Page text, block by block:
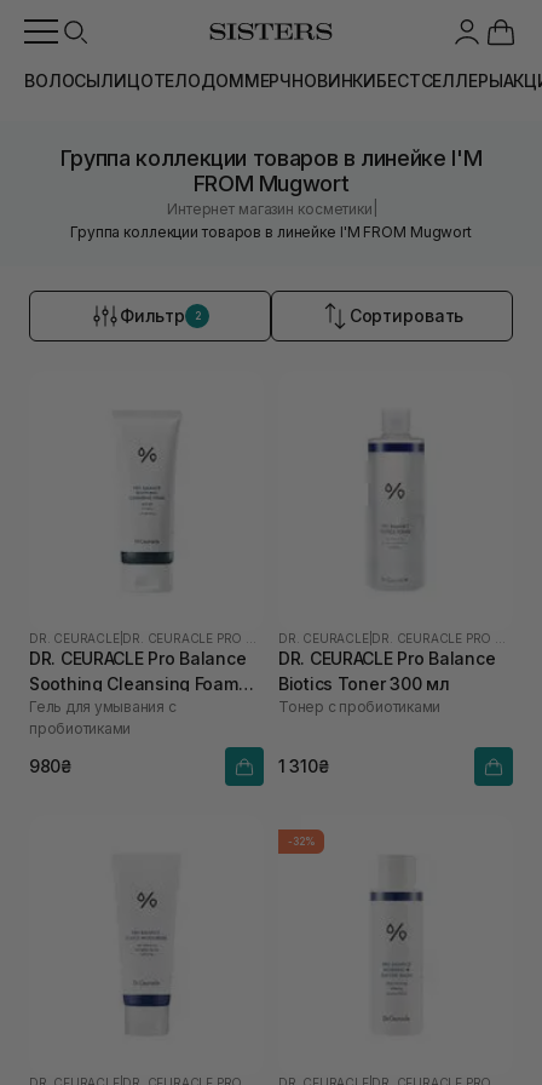
ВОЛОСЫЛИЦОТЕЛОДОММЕРЧНОВИНКИБЕСТСЕЛЛЕРЫ
Группа коллекции товаров в линейке I'M
FROM Mugwort
Интернет магазин косметики
Группа коллекции товаров в линейке I'M FROM Mugwort
Фильтр 2 Сортировать
DR. CEURACLE
DR. CEURACLE Pro Balance
Soothing Cleansing Foam
150 мл
Гель для умывания с
пробиотиками
980₴
DR. CEURACLE
DR. CEURACLE Pro Balance
Biotics Toner 300 мл
Тонер с пробиотиками
1 310₴
-32%